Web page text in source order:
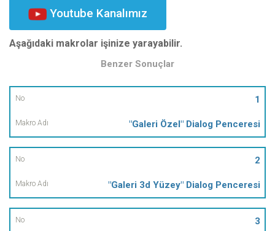
Youtube Kanalımız
Aşağıdaki makrolar işinize yarayabilir.
Benzer Sonuçlar
No
Makro
Adı
1
"Galeri Özel" Dialog Penceresi
2
"Galeri 3d Yüzey" Dialog Penceresi
3